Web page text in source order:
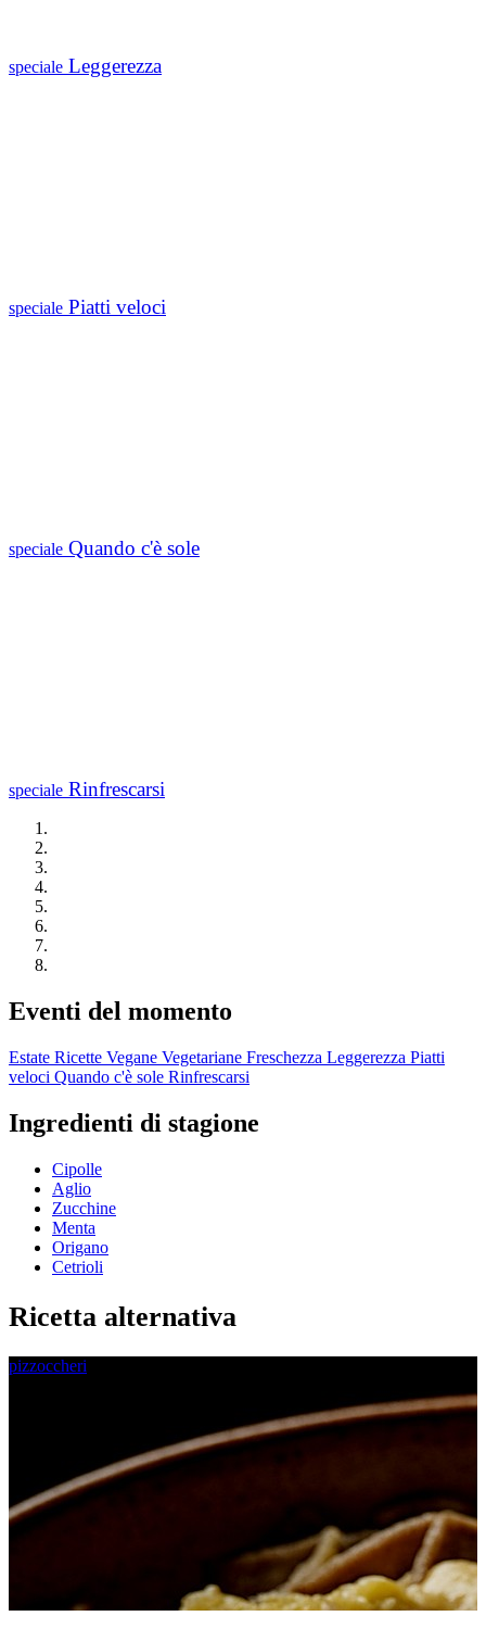
speciale Leggerezza
speciale Piatti veloci
speciale Quando c'è sole
speciale Rinfrescarsi
Eventi del momento
Estate Ricette Vegane Vegetariane Freschezza Leggerezza Piatti
veloci Quando c'è sole Rinfrescarsi
Ingredienti di stagione
Cipolle
Aglio
Zucchine
Menta
Origano
Cetrioli
Ricetta alternativa
pizzoccheri